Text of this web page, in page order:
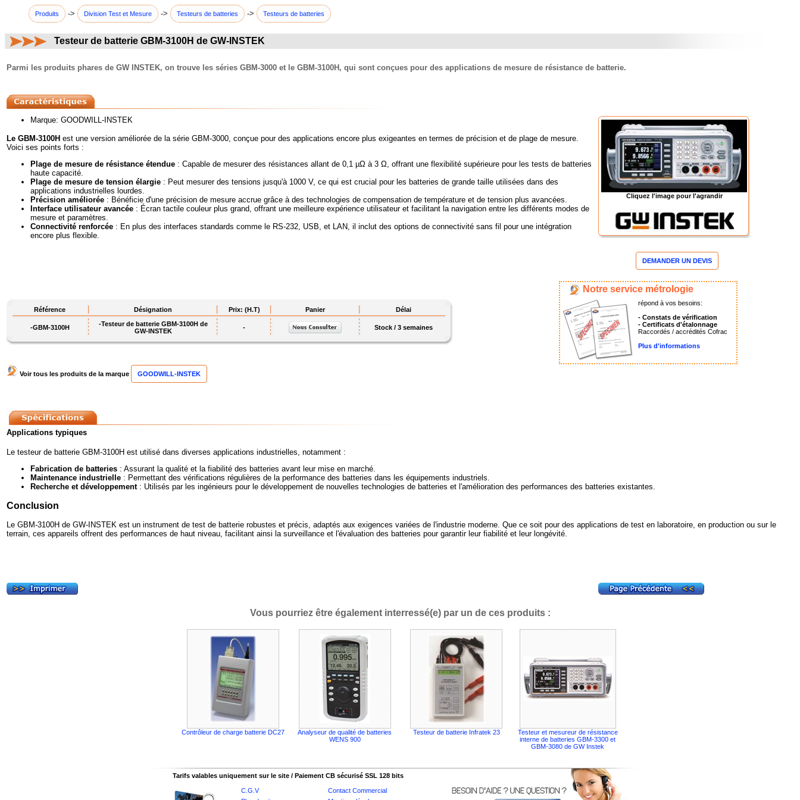
Produits -> Division Test et Mesure -> Testeurs de batteries -> Testeurs de batteries
Testeur de batterie GBM-3100H de GW-INSTEK
Parmi les produits phares de GW INSTEK, on trouve les séries GBM-3000 et le GBM-3100H, qui sont conçues pour des applications de mesure de résistance de batterie.
Cliquez l'image pour l'agrandir
DEMANDER UN DEVIS
Marque: GOODWILL-INSTEK
Le GBM-3100H est une version améliorée de la série GBM-3000, conçue pour des applications encore plus exigeantes en termes de précision et de plage de mesure.
Voici ses points forts :
Plage de mesure de résistance étendue : Capable de mesurer des résistances allant de 0,1 µΩ à 3 Ω, offrant une flexibilité supérieure pour les tests de batteries
haute capacité.
Plage de mesure de tension élargie : Peut mesurer des tensions jusqu'à 1000 V, ce qui est crucial pour les batteries de grande taille utilisées dans des
applications industrielles lourdes.
Précision améliorée : Bénéficie d'une précision de mesure accrue grâce à des technologies de compensation de température et de tension plus avancées.
Interface utilisateur avancée : Écran tactile couleur plus grand, offrant une meilleure expérience utilisateur et facilitant la navigation entre les différents modes de
mesure et paramètres.
Connectivité renforcée : En plus des interfaces standards comme le RS-232, USB, et LAN, il inclut des options de connectivité sans fil pour une intégration
encore plus flexible.
Notre service métrologie
répond à vos besoins:
- Constats de vérification
- Certificats d'étalonnage
Raccordés / accrédités Cofrac
Plus d'informations
Référence Désignation Prix: (H.T) Panier Délai
-GBM-3100H
-Testeur de batterie GBM-3100H de
GW-INSTEK
- Stock / 3 semaines
Voir tous les produits de la marque GOODWILL-INSTEK
Applications typiques
Le testeur de batterie GBM-3100H est utilisé dans diverses applications industrielles, notamment :
Fabrication de batteries : Assurant la qualité et la fiabilité des batteries avant leur mise en marché.
Maintenance industrielle : Permettant des vérifications régulières de la performance des batteries dans les équipements industriels.
Recherche et développement: Utilisés par les ingénieurs pour le développement de nouvelles technologies de batteries et l'amélioration des performances des batteries existantes.
Conclusion
Le GBM-3100H de GW-INSTEK est un instrument de test de batterie robustes et précis, adaptés aux exigences variées de l'industrie moderne. Que ce soit pour des applications de test en laboratoire, en production ou sur le
terrain, ces appareils offrent des performances de haut niveau, facilitant ainsi la surveillance et l'évaluation des batteries pour garantir leur fiabilité et leur longévité.
Vous pourriez être également interressé(e) par un de ces produits :
Contrôleur de charge batterie DC27
Analyseur de qualité de batteries
WENS 900
Testeur de batterie Infratek 23
Testeur et mesureur de résistance
interne de batteries GBM-3300 et
GBM-3080 de GW Instek
Tarifs valables uniquement sur le site / Paiement CB sécurisé SSL 128 bits
C.G.V
Contact Commercial